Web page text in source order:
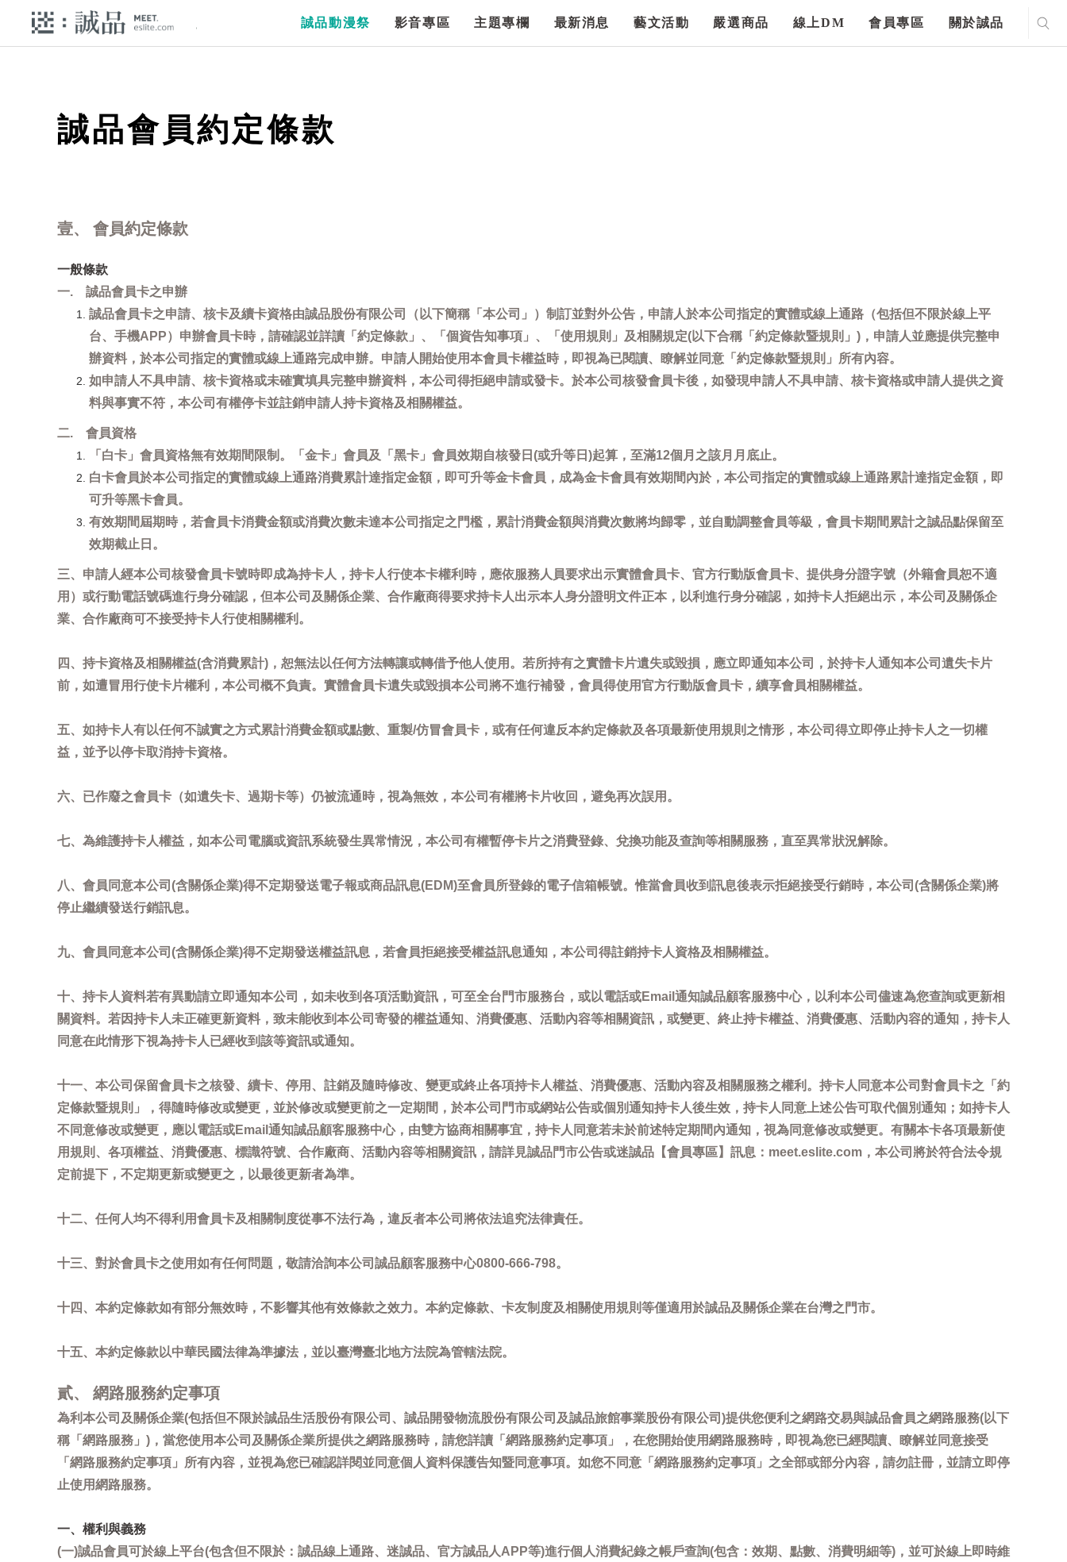
誠品動漫祭 影音專區 主題專欄 最新消息 藝文活動 嚴選商品 線上DM 會員專區 關於誠品
誠品會員約定條款
壹、 會員約定條款
一般條款
一. 誠品會員卡之申辦
誠品會員卡之申請、核卡及續卡資格由誠品股份有限公司（以下簡稱「本公司」）制訂並對外公告，申請人於本公司指定的實體或線上通路（包括但不限於線上平
台、手機APP）申辦會員卡時，請確認並詳讀「約定條款」、「個資告知事項」、「使用規則」及相關規定(以下合稱「約定條款暨規則」)，申請人並應提供完整申
辦資料，於本公司指定的實體或線上通路完成申辦。申請人開始使用本會員卡權益時，即視為已閱讀、瞭解並同意「約定條款暨規則」所有內容。
如申請人不具申請、核卡資格或未確實填具完整申辦資料，本公司得拒絕申請或發卡。於本公司核發會員卡後，如發現申請人不具申請、核卡資格或申請人提供之資
料與事實不符，本公司有權停卡並註銷申請人持卡資格及相關權益。
二. 會員資格
「白卡」會員資格無有效期間限制。「金卡」會員及「黑卡」會員效期自核發日(或升等日)起算，至滿12個月之該月月底止。
白卡會員於本公司指定的實體或線上通路消費累計達指定金額，即可升等金卡會員，成為金卡會員有效期間內於，本公司指定的實體或線上通路累計達指定金額，即
可升等黑卡會員。
有效期間屆期時，若會員卡消費金額或消費次數未達本公司指定之門檻，累計消費金額與消費次數將均歸零，並自動調整會員等級，會員卡期間累計之誠品點保留至
效期截止日。
三、申請人經本公司核發會員卡號時即成為持卡人，持卡人行使本卡權利時，應依服務人員要求出示實體會員卡、官方行動版會員卡、提供身分證字號（外籍會員恕不適
用）或行動電話號碼進行身分確認，但本公司及關係企業、合作廠商得要求持卡人出示本人身分證明文件正本，以利進行身分確認，如持卡人拒絕出示，本公司及關係企
業、合作廠商可不接受持卡人行使相關權利。
四、持卡資格及相關權益(含消費累計)，恕無法以任何方法轉讓或轉借予他人使用。若所持有之實體卡片遺失或毀損，應立即通知本公司，於持卡人通知本公司遺失卡片
前，如遭冒用行使卡片權利，本公司概不負責。實體會員卡遺失或毀損本公司將不進行補發，會員得使用官方行動版會員卡，續享會員相關權益。
五、如持卡人有以任何不誠實之方式累計消費金額或點數、重製/仿冒會員卡，或有任何違反本約定條款及各項最新使用規則之情形，本公司得立即停止持卡人之一切權
益，並予以停卡取消持卡資格。
六、已作廢之會員卡（如遺失卡、過期卡等）仍被流通時，視為無效，本公司有權將卡片收回，避免再次誤用。
七、為維護持卡人權益，如本公司電腦或資訊系統發生異常情況，本公司有權暫停卡片之消費登錄、兌換功能及查詢等相關服務，直至異常狀況解除。
八、會員同意本公司(含關係企業)得不定期發送電子報或商品訊息(EDM)至會員所登錄的電子信箱帳號。惟當會員收到訊息後表示拒絕接受行銷時，本公司(含關係企業)將
停止繼續發送行銷訊息。
九、會員同意本公司(含關係企業)得不定期發送權益訊息，若會員拒絕接受權益訊息通知，本公司得註銷持卡人資格及相關權益。
十、持卡人資料若有異動請立即通知本公司，如未收到各項活動資訊，可至全台門市服務台，或以電話或Email通知誠品顧客服務中心，以利本公司儘速為您查詢或更新相
關資料。若因持卡人未正確更新資料，致未能收到本公司寄發的權益通知、消費優惠、活動內容等相關資訊，或變更、終止持卡權益、消費優惠、活動內容的通知，持卡人
同意在此情形下視為持卡人已經收到該等資訊或通知。
十一、本公司保留會員卡之核發、續卡、停用、註銷及隨時修改、變更或終止各項持卡人權益、消費優惠、活動內容及相關服務之權利。持卡人同意本公司對會員卡之「約
定條款暨規則」，得隨時修改或變更，並於修改或變更前之一定期間，於本公司門市或網站公告或個別通知持卡人後生效，持卡人同意上述公告可取代個別通知；如持卡人
不同意修改或變更，應以電話或Email通知誠品顧客服務中心，由雙方協商相關事宜，持卡人同意若未於前述特定期間內通知，視為同意修改或變更。有關本卡各項最新使
用規則、各項權益、消費優惠、標識符號、合作廠商、活動內容等相關資訊，請詳見誠品門市公告或迷誠品【會員專區】訊息：meet.eslite.com，本公司將於符合法令規
定前提下，不定期更新或變更之，以最後更新者為準。
十二、任何人均不得利用會員卡及相關制度從事不法行為，違反者本公司將依法追究法律責任。
十三、對於會員卡之使用如有任何問題，敬請洽詢本公司誠品顧客服務中心0800-666-798。
十四、本約定條款如有部分無效時，不影響其他有效條款之效力。本約定條款、卡友制度及相關使用規則等僅適用於誠品及關係企業在台灣之門市。
十五、本約定條款以中華民國法律為準據法，並以臺灣臺北地方法院為管轄法院。
貳、 網路服務約定事項
為利本公司及關係企業(包括但不限於誠品生活股份有限公司、誠品開發物流股份有限公司及誠品旅館事業股份有限公司)提供您便利之網路交易與誠品會員之網路服務(以下
稱「網路服務」)，當您使用本公司及關係企業所提供之網路服務時，請您詳讀「網路服務約定事項」，在您開始使用網路服務時，即視為您已經閱讀、瞭解並同意接受
「網路服務約定事項」所有內容，並視為您已確認詳閱並同意個人資料保護告知暨同意事項。如您不同意「網路服務約定事項」之全部或部分內容，請勿註冊，並請立即停
止使用網路服務。
一、權利與義務
(一)誠品會員可於線上平台(包含但不限於：誠品線上通路、迷誠品、官方誠品人APP等)進行個人消費紀錄之帳戶查詢(包含：效期、點數、消費明細等)，並可於線上即時維